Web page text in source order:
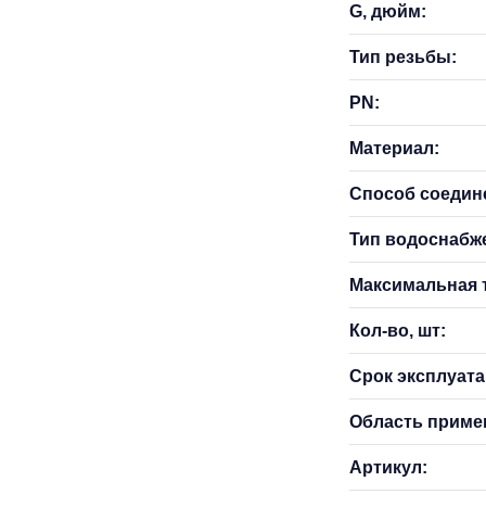
G, дюйм:
Тип резьбы:
PN:
Материал:
Способ
Тип
Максимальная
Кол-во, шт:
Срок
Область
Артикул: